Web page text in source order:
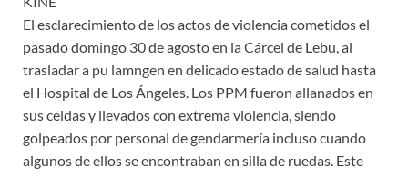
El esclarecimiento de los actos de violencia cometidos el
pasado domingo 30 de agosto en la Cárcel de Lebu, al
trasladar a pu lamngen en delicado estado de salud hasta
el Hospital de Los Ángeles. Los PPM fueron allanados en
sus celdas y llevados con extrema violencia, siendo
golpeados por personal de gendarmería incluso cuando
algunos de ellos se encontraban en silla de ruedas. Este